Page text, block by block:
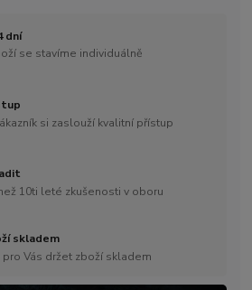
dní
se stavíme individuálně
si zaslouží kvalitní přístup
10ti leté zkušenosti v oboru
skladem
pro Vás držet zboží skladem